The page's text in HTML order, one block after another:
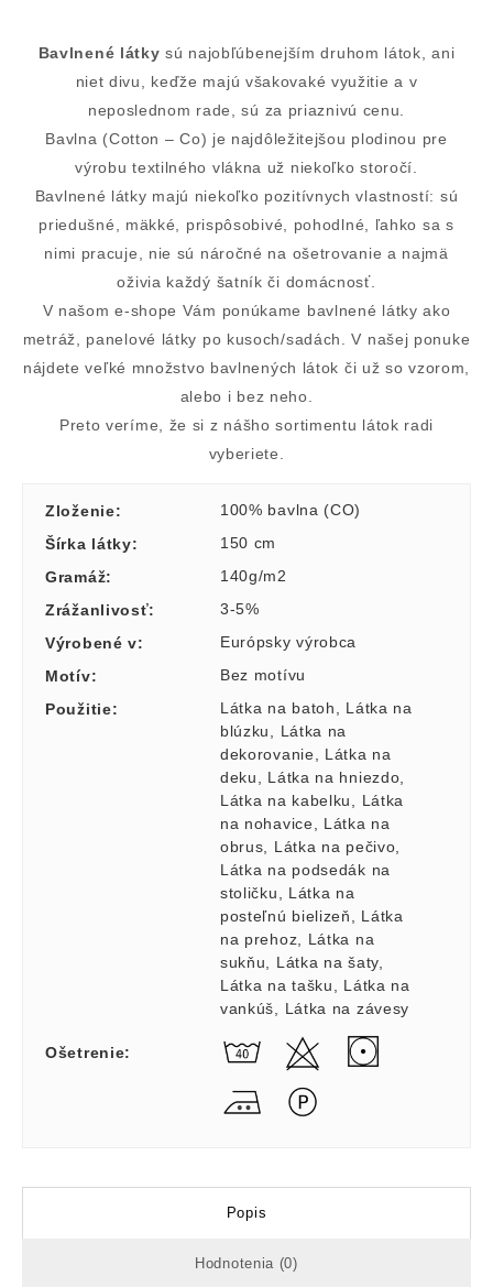
Bavlnené látkysú najobľúbenejším druhom látok, ani
niet divu, keďže majú všakovaké využitie a v
neposlednom rade, sú za priaznivú cenu.
Bavlna (Cotton – Co) je najdôležitejšou plodinou pre
výrobu textilného vlákna už niekoľko storočí.
Bavlnené látky majú niekoľko pozitívnych vlastností: sú
priedušné, mäkké, prispôsobivé, pohodlné, ľahko sa s
nimi pracuje, nie sú náročné na ošetrovanie a najmä
oživia každý šatník či domácnosť.
V našom e-shope Vám ponúkame bavlnené látky ako
metráž, panelové látky po kusoch/sadách. V našej ponuke
nájdete veľké množstvo bavlnených látok či už so vzorom,
alebo i bez neho.
Preto veríme, že si z nášho sortimentu látok radi
vyberiete.
Zloženie:
100% bavlna (CO)
Šírka látky:
150 cm
Gramáž:
140g/m2
Zrážanlivosť:
3-5%
Výrobené v:
Európsky výrobca
Motív:
Bez motívu
Použitie: Látka na batoh
Látka na
blúzku
Látka na
dekorovanie
Látka na
deku
Látka na hniezdo
Látka na kabelku
Látka
na nohavice
Látka na
obrus
Látka na pečivo
Látka na podsedák na
stoličku
Látka na
posteľnú bielizeň
Látka
na prehoz
Látka na
sukňu
Látka na šaty,
Látka na tašku
Látka na
vankúš
Látka na závesy
Ošetrenie:
Popis
Hodnotenia (0)